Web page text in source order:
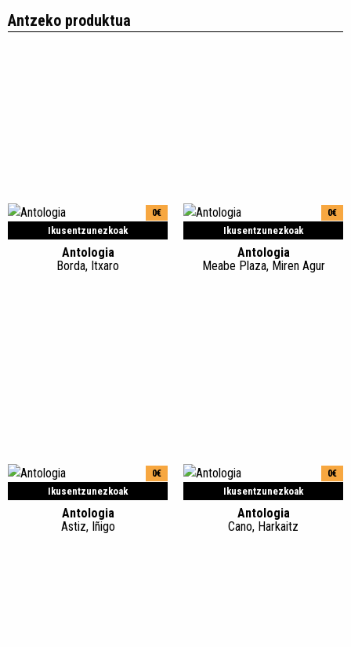
Antzeko produktua
Ikusentzunezkoak
0€
Antologia
Borda, Itxaro
Ikusentzunezkoak
0€
Antologia
Meabe Plaza, Miren Agur
Ikusentzunezkoak
0€
Antologia
Astiz, Iñigo
Ikusentzunezkoak
0€
Antologia
Cano, Harkaitz